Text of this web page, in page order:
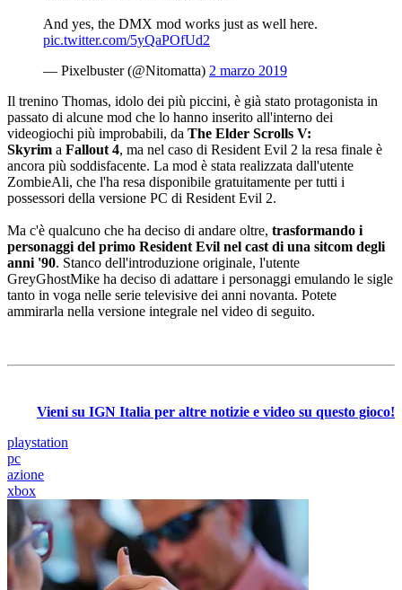
And yes, the DMX mod works just as well here.
pic.twitter.com/5yQaPOfUd2
— Pixelbuster (@Nitomatta) 2 marzo 2019
Il trenino Thomas, idolo dei più piccini, è già stato protagonista in
passato di alcune mod che lo hanno inserito all'interno dei
videogiochi più improbabili, da The Elder Scrolls V:
Skyrim a Fallout 4, ma nel caso di Resident Evil 2 la resa finale è
ancora più soddisfacente. La mod è stata realizzata dall'utente
ZombieAli, che l'ha resa disponibile gratuitamente per tutti i
possessori della versione PC di Resident Evil 2.
Ma c'è qualcuno che ha deciso di andare oltre, trasformando i
personaggi del primo Resident Evil nel cast di una sitcom degli
anni '90. Stanco dell'introduzione originale, l'utente
GreyGhostMike ha deciso di adattare i personaggi emulando le sigle
tanto in voga nelle serie televisive dei anni novanta. Potete
ammirarla nella versione integrale nel video di seguito.
Vieni su IGN Italia per altre notizie e video su questo gioco!
playstation
pc
azione
xbox